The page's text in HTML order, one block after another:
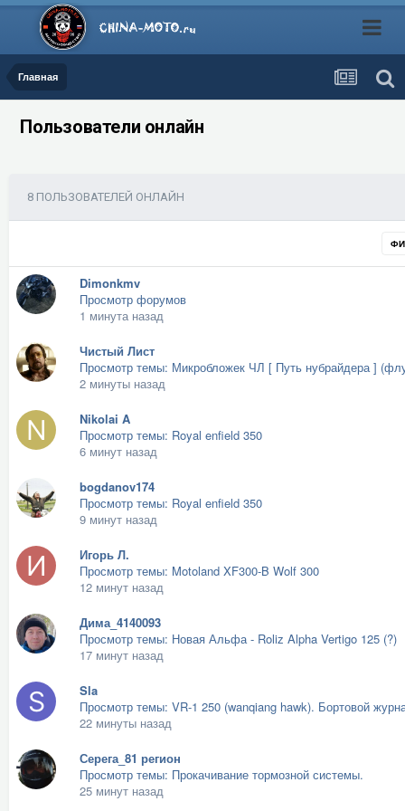
Главная
Пользователи онлайн
8 ПОЛЬЗОВАТЕЛЕЙ ОНЛАЙН
Dimonkmv
Просмотр форумов
1 минута назад
Чистый Лист
Просмотр темы: Микробложек ЧЛ [ Путь нубрайдера ]
2 минуты назад
Nikolai A
Просмотр темы: Royal enfield 350
6 минут назад
bogdanov174
Просмотр темы: Royal enfield 350
9 минут назад
Игорь Л.
Просмотр темы: Motoland XF300-B Wolf 300
12 минут назад
Дима_4140093
Просмотр темы: Новая Альфа - Roliz Alpha Vertigo 125 (?)
17 минут назад
Sla
Просмотр темы: VR-1 250 (wanqiang hawk). Бортовой
22 минуты назад
Серега_81 регион
Просмотр темы: Прокачивание тормозной системы.
25 минут назад